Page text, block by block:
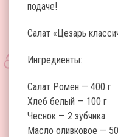
подаче!
Салат «Цезарь
Ингредиенты:
Салат Ромен — 400 г
Хлеб белый — 100 г
Чеснок — 2 зубчика
Масло оливковое —